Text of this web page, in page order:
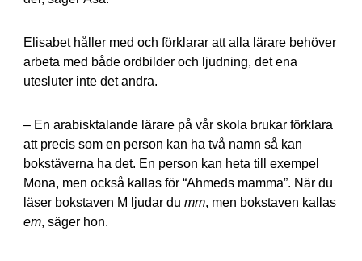
Elisabet håller med och förklarar att alla lärare behöver
arbeta med både ordbilder och ljudning, det ena
utesluter inte det andra.
– En arabisktalande lärare på vår skola brukar förklara
att precis som en person kan ha två namn så kan
bokstäverna ha det. En person kan heta till exempel
Mona, men också kallas för “Ahmeds mamma”. När du
läser bokstaven M ljudar du mm, men bokstaven kallas
em, säger hon.